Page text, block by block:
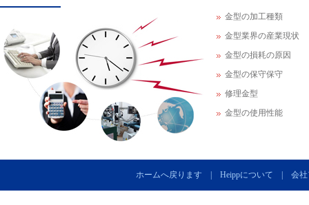
金型の加工種類
金型業界の産業現状
金型の損耗の原因
金型の保守保守
修理金型
金型の使用性能
ホームへ戻ります Heippについて 会